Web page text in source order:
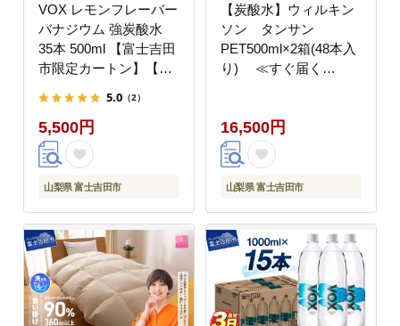
VOX レモンフレーバー
バナジウム 強炭酸水
35本 500ml 【富士吉田
市限定カートン】【マ
5.0 （2）
5,500円
山梨県 富士吉田市
【炭酸水】ウィルキン
ソン タンサン
PET500ml×2箱(48本入
り) ≪すぐ届く
16,500円
山梨県 富士吉田市